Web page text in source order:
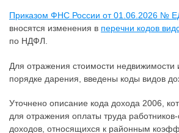
Приказом ФНС России от 01.06.2026 №
вносятся изменения в перечни кодов
по НДФЛ.
Для отражения стоимости
порядке дарения, введены коды видов
Уточнено описание кода дохода 2006,
для отражения оплаты труда работников-
доходов, относящихся к районным